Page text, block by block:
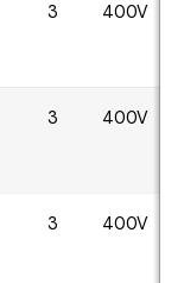
3 400V
3 400V
3 400V